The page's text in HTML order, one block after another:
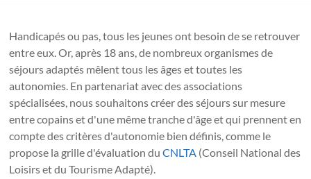
Handicapés ou pas, tous les jeunes ont besoin de se retrouver
entre eux. Or, après 18 ans, de nombreux organismes de
séjours adaptés mêlent tous les âges et toutes les
autonomies. En partenariat avec des associations
spécialisées, nous souhaitons créer des séjours sur mesure
entre copains et d'une même tranche d'âge et qui prennent en
compte des critères d'autonomie bien définis, comme le
propose la grille d'évaluation duCNLTA (Conseil National des
Loisirs et du Tourisme Adapté).